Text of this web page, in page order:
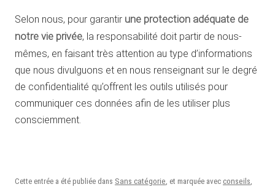
Selon nous, pour garantir une protection adéquate de
notre vie privée, la responsabilité doit partir de nous-
mêmes, en faisant très attention au type d’informations
que nous divulguons et en nous renseignant sur le degré
de confidentialité qu’offrent les outils utilisés pour
communiquer ces données afin de les utiliser plus
consciemment.
Cette entrée a été publiée dans Sans catégorie, et marquée avec conseils,